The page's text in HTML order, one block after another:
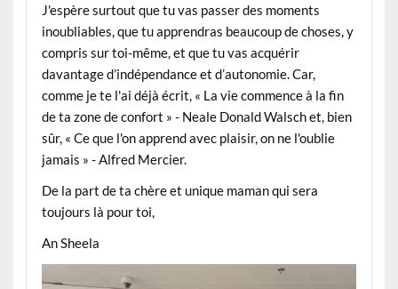
J'espère surtout que tu vas passer des moments
inoubliables, que tu apprendras beaucoup de choses, y
compris sur toi-même, et que tu vas acquérir
davantage d’indépendance et d’autonomie. Car,
comme je te l'ai déjà écrit, « La vie commence à la fin
de ta zone de confort » - Neale Donald Walsch et, bien
sûr, « Ce que l'on apprend avec plaisir, on ne l'oublie
jamais » - Alfred Mercier.
De la part de ta chère et unique maman qui sera
toujours là pour toi,
An Sheela